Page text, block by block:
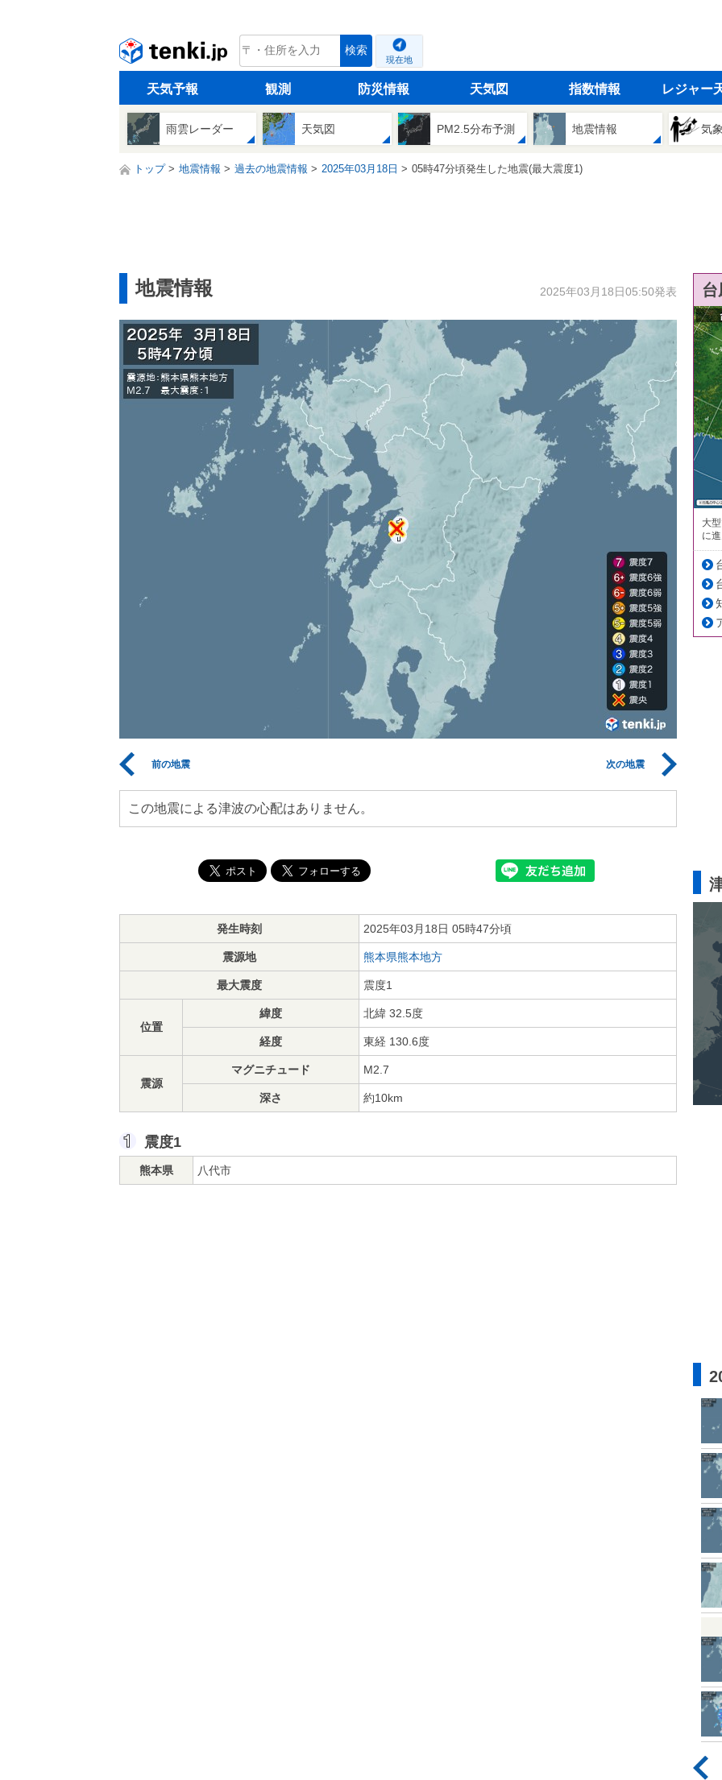
tenki.jp 検索
現在地
天気予報 観測 防災情報 天気図 指数情報 レジャー
雨雲レーダー 天気図 PM2.5分布予測 地震情報 気
トップ 地震情報 過去の地震情報 2025年03月18日 05時47分頃発生した地震(最大震度1)
地震情報 2025年03月18日05:50発表
前の地震 次の地震
この地震による津波の心配はありません。
発生時刻 2025年03月18日 05時47分頃
震源地 熊本県熊本地方
最大震度 震度1
位置
緯度 北緯 32.5度
経度 東経 130.6度
震源
マグニチュード M2.7
深さ 約10km
震度1
熊本県 八代市
大
に